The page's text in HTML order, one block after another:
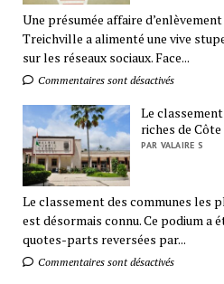
Une présumée affaire d’enlèvement
Treichville a alimenté une vive
sur les réseaux sociaux. Face...
Commentaires sont désactivés
Le
riches de Côte
PAR VALAIRE S
Le classement des communes les
est désormais connu. Ce podium a
quotes-parts reversées par...
Commentaires sont désactivés